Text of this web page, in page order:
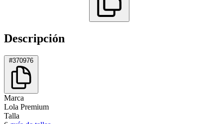
Descripción
#370976
Marca
Lola Premium
Talla